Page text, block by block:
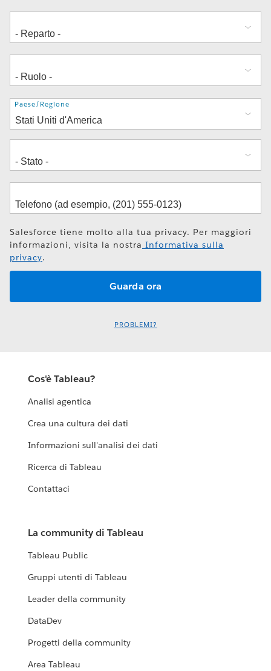
Indirizzo
Paese/Regione
Salesforce tiene molto alla tua privacy. Per maggiori
informazioni, visita la nostra Informativa sulla
privacy.
PROBLEMI?
Cos'è Tableau?
Analisi agentica
Crea una cultura dei dati
Informazioni sull'analisi dei dati
Ricerca di Tableau
Contattaci
La community di Tableau
Tableau Public
Gruppi utenti di Tableau
Leader della community
DataDev
Progetti della community
Area Tableau